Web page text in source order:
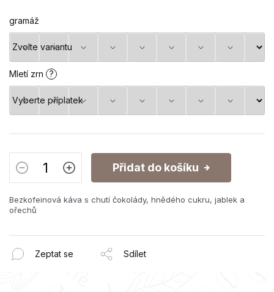
gramáž
Mletí zrn ?
Přidat do košíku
Bezkofeinová káva s chutí čokolády, hnědého cukru, jablek a
ořechů
Zeptat se Sdílet